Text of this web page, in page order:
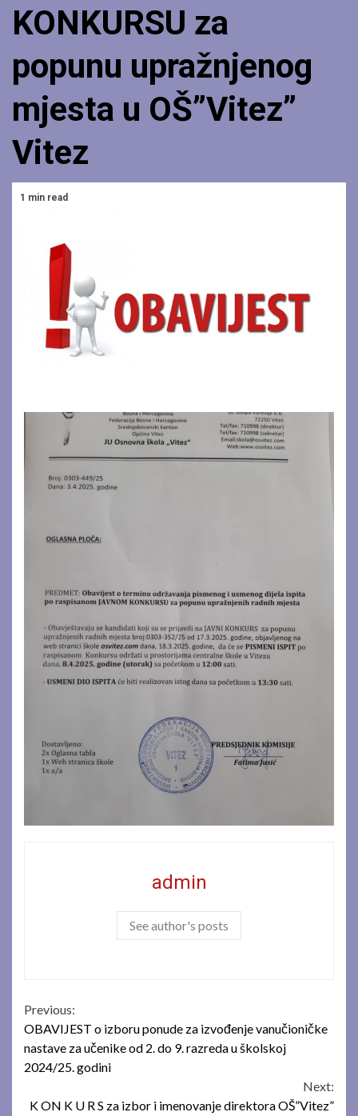
KONKURSU za
popunu upražnjenog
mjesta u OŠ”Vitez”
Vitez
1 min read
admin
See author's posts
Continue
Reading
Previous:
OBAVIJEST o izboru ponude za izvođenje vanučioničke
nastave za učenike od 2. do 9. razreda u školskoj
2024/25. godini
Next:
K ON K U R S za izbor i imenovanje direktora OŠ”Vitez”